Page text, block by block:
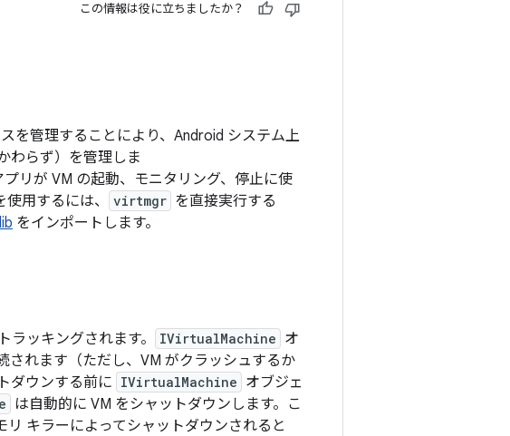
この情報は役に立ちましたか？
を管理することにより、Android システム上
わらず）を管理しま
リが VM の起動、モニタリング、停止に使
使用するには、 virtmgr を直接実行する
をインポートします。
ラッキングされます。 IVirtualMachine オ
されます（ただし、VM がクラッシュするか
ダウンする前に IVirtualMachine オブジェ
は自動的に VM をシャットダウンします。こ
キラーによってシャットダウンされると